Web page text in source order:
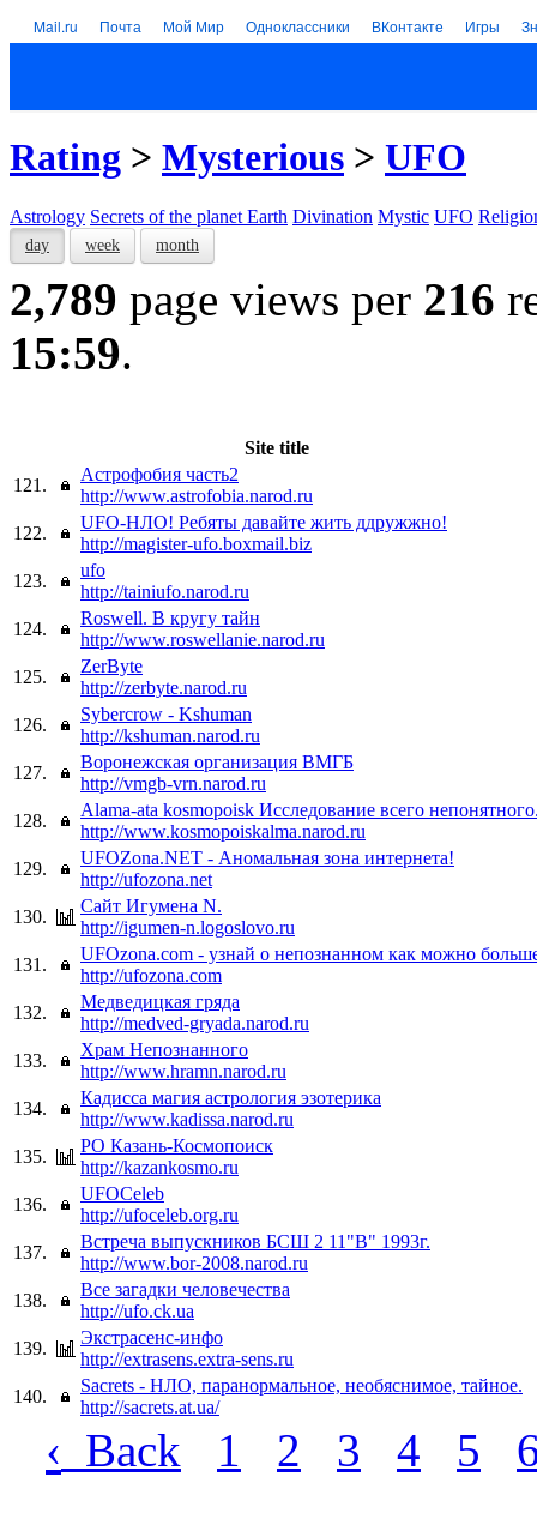
Mail.ru Почта Мой Мир Одноклассники ВКонтакте Игры
Rating > Mysterious > UFO
Astrology Secrets of the planet Earth Divination Mystic UFO
day week month
2,789 page views per 216
15:59.
Site title
121.
Астрофобия часть2
http://www.astrofobia.narod.ru
122.
UFO-НЛО! Ребяты давайте жить ддружжно!
http://magister-ufo.boxmail.biz
123.
ufo
http://tainiufo.narod.ru
124.
Roswell. В кругу тайн
http://www.roswellanie.narod.ru
125.
ZerByte
http://zerbyte.narod.ru
126.
Sybercrow - Kshuman
http://kshuman.narod.ru
127.
Воронежская организация ВМГБ
http://vmgb-vrn.narod.ru
128.
Alama-ata kosmopoisk Исследование всего
http://www.kosmopoiskalma.narod.ru
129.
UFOZona.NET - Аномальная зона интернета!
http://ufozona.net
130.
Сайт Игумена N.
http://igumen-n.logoslovo.ru
131.
UFOzona.com - узнай о непознанном как можно
http://ufozona.com
132.
Медведицкая гряда
http://medved-gryada.narod.ru
133.
Храм Непознанного
http://www.hramn.narod.ru
134.
Кадисса магия астрология эзотерика
http://www.kadissa.narod.ru
135.
РО Казань-Космопоиск
http://kazankosmo.ru
136.
UFOCeleb
http://ufoceleb.org.ru
137.
Встреча выпускников БСШ 2 11"В" 1993г.
http://www.bor-2008.narod.ru
138.
Все загадки человечества
http://ufo.ck.ua
139.
Экстрасенс-инфо
http://extrasens.extra-sens.ru
140.
Sacrets - НЛО, паранормальное, необяснимое, тайное.
http://sacrets.at.ua/
‹ Back 1 2 3 4 5